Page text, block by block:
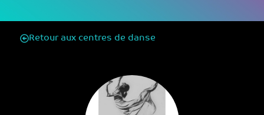
Retour aux centres de danse